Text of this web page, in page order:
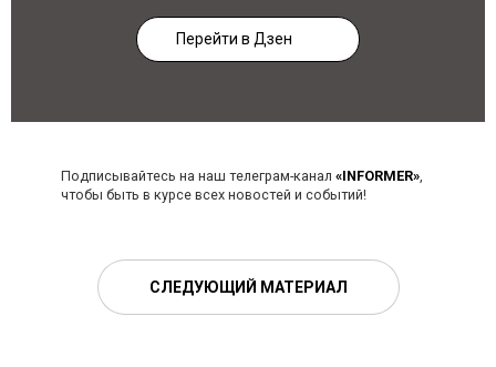
Перейти в Дзен
Подписывайтесь на наш телеграм-канал «INFORMER»,
чтобы быть в курсе всех новостей и событий!
СЛЕДУЮЩИЙ МАТЕРИАЛ